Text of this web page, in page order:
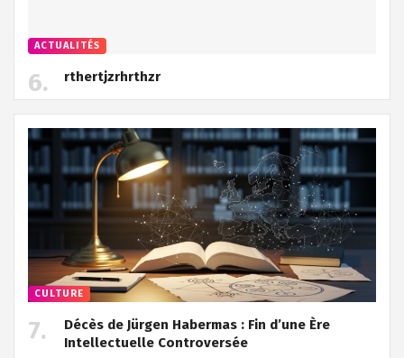
ACTUALITÉS
rthertjzrhrthzr
CULTURE
Décès de Jürgen Habermas : Fin d’une Ère
Intellectuelle Controversée